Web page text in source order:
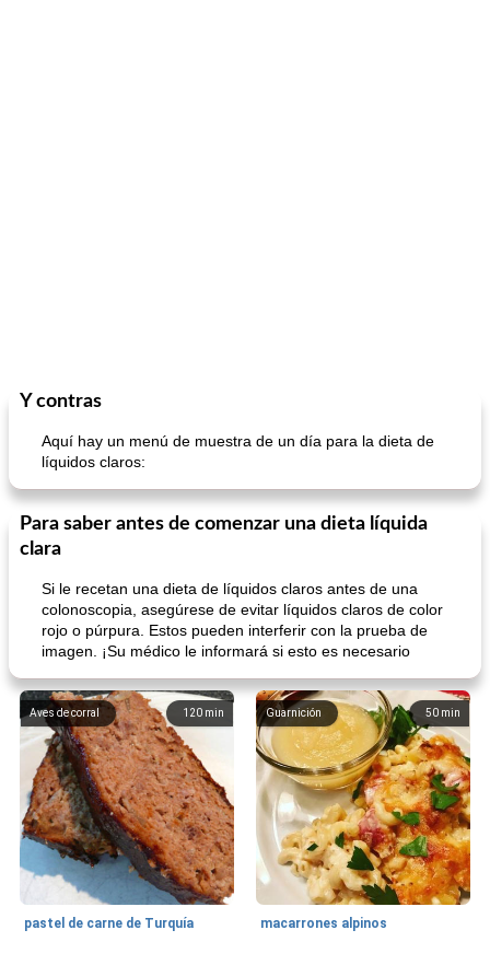
Y contras
Aquí hay un menú de muestra de un día para la dieta de
líquidos claros:
Para saber antes de comenzar una dieta líquida
clara
Si le recetan una dieta de líquidos claros antes de una
colonoscopia, asegúrese de evitar líquidos claros de color
rojo o púrpura. Estos pueden interferir con la prueba de
imagen. ¡Su médico le informará si esto es necesario
120 min
Aves de corral
pastel de carne de Turquía
50 min
Guarnición
macarrones alpinos